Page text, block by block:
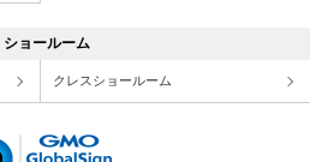
ショールーム
クレスショールーム